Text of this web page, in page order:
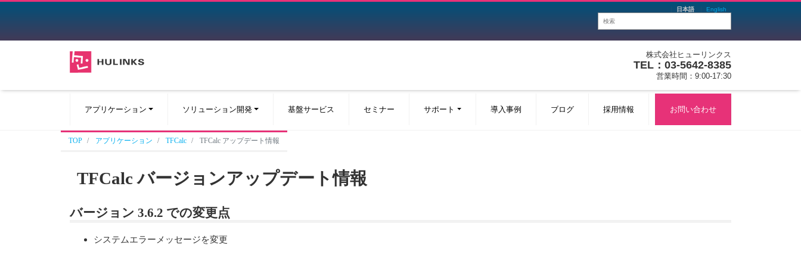
日本語 English
株式会社ヒューリンクス
TEL：03-5642-8385
営業時間：9:00-17:30
アプリケーション ソリューション開発 基盤サービス セミナー サポート 導入事例 ブログ 採用情報 お問い合わせ
TOP アプリケーション TFCalc TFCalc アップデート情報
TFCalc バージョンアップデート情報
バージョン 3.6.2 での変更点
システムエラーメッセージを変更